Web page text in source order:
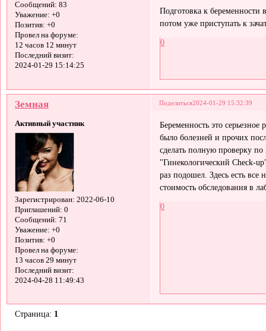
Сообщений: 83
Уважение: +0
Позитив: +0
Провел на форуме:
12 часов 12 минут
Последний визит:
2024-01-29 15:14:25
Подготовка к беременности
потом уже приступать к
0
Поделиться2024-01-29 15:32:39
Земная
Активный участник
Зарегистрирован: 2022-06-10
Приглашений: 0
Сообщений: 71
Уважение: +0
Позитив: +0
Провел на форуме:
13 часов 29 минут
Последний визит:
2024-04-28 11:49:43
Беременность это
было болезней и прочих
сделать полную проверку
"Гинекологический Check-
раз подошел. Здесь есть
стоимость обследования в
0
Страница: 1